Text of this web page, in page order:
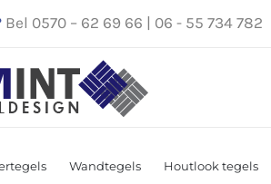
Bel 0570 – 62 69 66 | 06 - 55 734 782
Wandtegels Houtlook tegels